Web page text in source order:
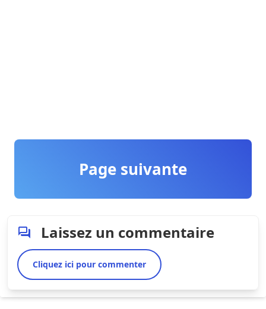
Page suivante
Laissez un commentaire
Cliquez ici pour commenter